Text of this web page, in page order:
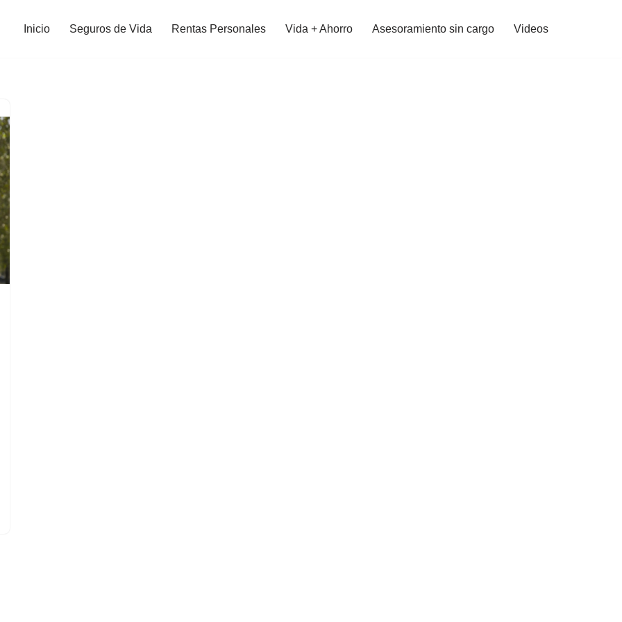
Inicio Seguros de Vida Rentas Personales Vida + Ahorro Asesoramiento sin cargo Videos